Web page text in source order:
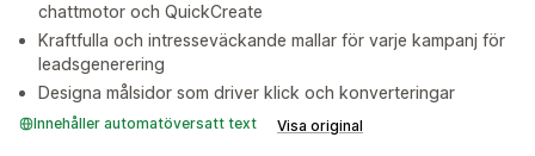
chattmotor och QuickCreate
Kraftfulla och intresseväckande mallar för varje kampanj för
leadsgenerering
Designa målsidor som driver klick och konverteringar
Innehåller automatöversatt text Visa original